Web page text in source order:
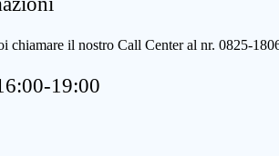
chiamare il nostro Call Center al nr. 0825-
19:00